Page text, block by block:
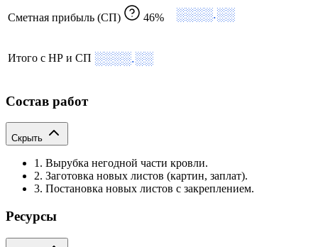
Сметная прибыль (СП) 46% ░░░░.░░
Итого с НР и СП ░░░░.░░
Состав работ
Скрыть
1. Вырубка негодной части кровли.
2. Заготовка новых листов (картин, заплат).
3. Постановка новых листов с закреплением.
Ресурсы